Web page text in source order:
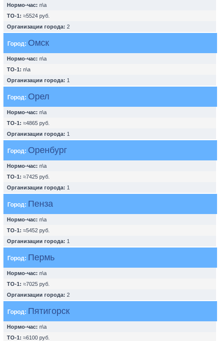
Нормо-час: n\a
ТО-1: ≈5524 руб.
Организации города: 2
Город: Омск
Нормо-час: n\a
ТО-1: n\a
Организации города: 1
Город: Орел
Нормо-час: n\a
ТО-1: ≈4865 руб.
Организации города: 1
Город: Оренбург
Нормо-час: n\a
ТО-1: ≈7425 руб.
Организации города: 1
Город: Пенза
Нормо-час: n\a
ТО-1: ≈5452 руб.
Организации города: 1
Город: Пермь
Нормо-час: n\a
ТО-1: ≈7025 руб.
Организации города: 2
Город: Пятигорск
Нормо-час: n\a
ТО-1: ≈6100 руб.